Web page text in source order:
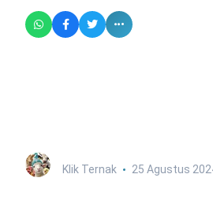
Klik Ternak 25 Agustus